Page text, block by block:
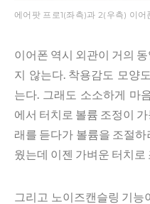
에어팟 프로1(좌측)과 2(우측) 이어
이어폰 역시 외관이 거의
지 않는다. 착용감도 모양
는다. 그래도 소소하게 마
에서 터치로 볼륨 조정이
래를 듣다가 볼륨을 조절
웠는데 이젠 가벼운 터치로
그리고 노이즈캔슬링 기능